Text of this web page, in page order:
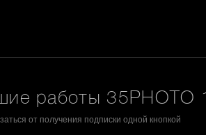
работы 35PHOTO
от получения подписки одной кнопкой